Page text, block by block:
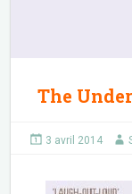
The
3 avril 2014